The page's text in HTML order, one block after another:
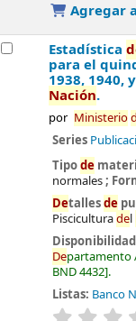
Agregar
Estadística
para el
1938, 1940,
Nación.
por Ministerio
Series
Tipode
normales;
Detallesde
Pisciculturadel
Departamento
BND 4432 .
Listas: Banco
valoración